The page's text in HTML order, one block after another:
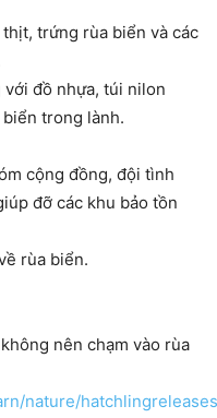
trứng rùa biển và các
đồ nhựa, túi nilon
trong lành.
cộng đồng, đội tình
đỡ các khu bảo tồn
rùa biển.
nên chạm vào rùa
nature/